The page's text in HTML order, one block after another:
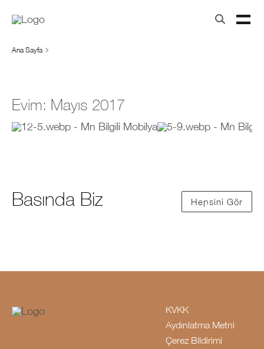
Ana Sayfa
Evim: Mayıs 2017
Basında Biz Hepsini Gör
KVKK
Aydınlatma Metni
Çerez Bildirimi